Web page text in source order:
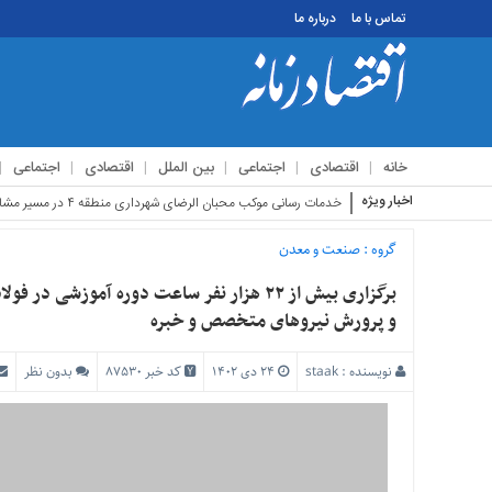
تماس با ما درباره ما
خانه اقتصادی اجتماعی بین الملل اقتصادی اجتماعی
تماس
ما
درباره
اخبار ویژه استقبال زائرین
گروه :صنعت و معدن
برگزاری بیش از ۲۲ هزار نفر ساعت دوره
و پرورش نیروهای متخصص و خبره
نویسنده :staak کد خبر 87530 بدون نظر